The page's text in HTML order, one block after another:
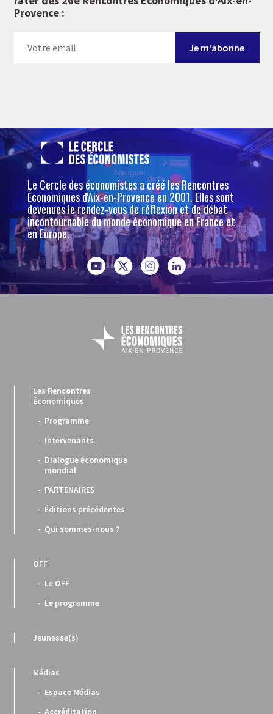
Provence :
Le Cercle des économistes a créé les Rencontres
Économiques d'Aix-en-Provence en 2001. Elles sont
devenues le rendez-vous de réflexion et de débat
incontournable du monde économique en France et
en Europe.
Les Rencontres
Économiques
Programme
Intervenants
Dialogue économique
mondial
PARTENAIRES
Éditions précédentes
Qui sommes-nous ?
OFF
Le OFF
Le programme
Jeunesse(s)
Médias
Espace Médias
Accréditation